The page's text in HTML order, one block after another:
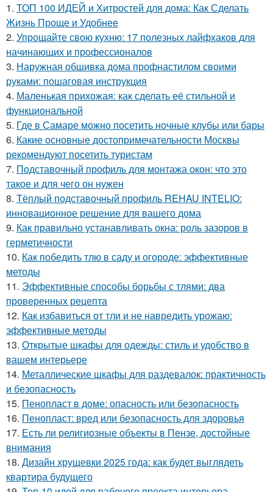
1. ТОП 100 ИДЕЙ и Хитростей для дома: Как Сделать
Жизнь Проще и Удобнее
2. Упрощайте свою кухню: 17 полезных лайфхаков для
начинающих и профессионалов
3. Наружная обшивка дома профнастилом своими
руками: пошаговая инструкция
4. Маленькая прихожая: как сделать её стильной и
функциональной
5. Где в Самаре можно посетить ночные клубы или бары
6. Какие основные достопримечательности Москвы
рекомендуют посетить туристам
7. Подставочный профиль для монтажа окон: что это
такое и для чего он нужен
8. Тёплый подставочный профиль REHAU INTELIO:
инновационное решение для вашего дома
9. Как правильно устанавливать окна: роль зазоров в
герметичности
10. Как победить тлю в саду и огороде: эффективные
методы
11. Эффективные способы борьбы с тлями: два
проверенных рецепта
12. Как избавиться от тли и не навредить урожаю:
эффективные методы
13. Открытые шкафы для одежды: стиль и удобство в
вашем интерьере
14. Металлические шкафы для раздевалок: практичность
и безопасность
15. Пенопласт в доме: опасность или безопасность
16. Пенопласт: вред или безопасность для здоровья
17. Есть ли религиозные объекты в Пензе, достойные
внимания
18. Дизайн хрущевки 2025 года: как будет выглядеть
квартира будущего